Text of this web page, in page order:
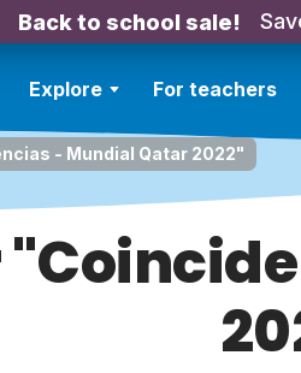
Back to school sale!
Explore For teachers
- Mundial Qatar 2022"